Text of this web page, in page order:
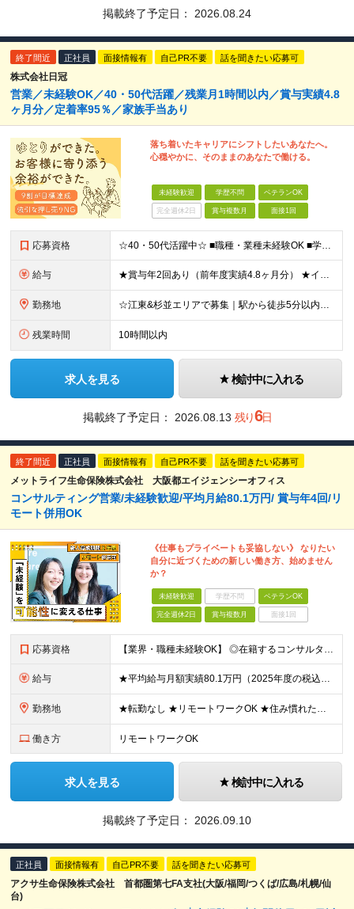
掲載終了予定日： 2026.08.24
終了間近 正社員 面接情報有 自己PR不要 話を聞きたい応募可
株式会社日冠
営業／未経験OK／40・50代活躍／残業月1時間以内／賞与実績4.8
ヶ月分／定着率95％／家族手当あり
落ち着いたキャリアにシフトしたいあなたへ。
心穏やかに、そのままのあなたで働ける。
未経験歓迎 学歴不問 ベテランOK
完全週休2日 賞与複数月 面接1回
応募資格 ☆40・50代活躍中☆ ■職種・業種未経験OK ■学歴不問 ★パソコン操作が必要な業務はほぼなし！ 調べ物があれば事業所にいる事務スタッフが対応します。 ★30代・40代・50代の幅広い年代が活躍中
給与 ★賞与年2回あり（前年度実績4.8ヶ月分） ★インセンティブ毎月平均5万円 ≪インセンティブ≫ 互助会：1件成約につき2万2000円～4万3000円程度。 生命保険：1件成約につき1万円～4万円程度
勤務地 ☆江東&杉並エリアで募集｜駅から徒歩5分以内☆ □勤務地は相談可能です □転居を伴う転勤なし 【江東営業所】東京都江東区亀戸2-17-7 4F 【城西営業所】東京都杉並区高円寺北2-1-9 2F
残業時間 10時間以内
求人を見る 検討中に入れる
掲載終了予定日： 2026.08.13 残り6日
終了間近 正社員 面接情報有 自己PR不要 話を聞きたい応募可
メットライフ生命保険株式会社 大阪都エイジェンシーオフィス
コンサルティング営業/未経験歓迎/平均月給80.1万円/ 賞与年4回/リ
モート併用OK
《仕事もプライベートも妥協しない》 なりたい
自分に近づくための新しい働き方、始めません
か？
未経験歓迎 学歴不問 ベテランOK
完全週休2日 賞与複数月 面接1回
応募資格 【業界・職種未経験OK】 ◎在籍するコンサルタントの多くが中途入社 ◎前職は介護士・アパレル店員・事務員など、未経験・異業種からの転職者90％以上！ ◎金融や保険の知識も不問 ◆高卒以上 ◆社会人経
給与 ★平均給与月額実績80.1万円（2025年度の税込定例給与実績となります） ◆初任給月給：20万円から35万円＋業績給＋賞与年4回（※個人業績による） ※初任給内訳／基本給10万円＋初期補給10万
勤務地 ★転勤なし ★リモートワークOK ★住み慣れた街で長く働き続けられます！ ■ご希望を考慮した上で勤務地を決定いたします ■地域のお客さまとの長期に亘る信頼関係を重視するため転勤無し。 ■U・Iタ
働き方 リモートワークOK
求人を見る 検討中に入れる
掲載終了予定日： 2026.09.10
正社員 面接情報有 自己PR不要 話を聞きたい応募可
アクサ生命保険株式会社 首都圏第七FA支社(大阪/福岡/つくば/広島/札幌/仙
台)